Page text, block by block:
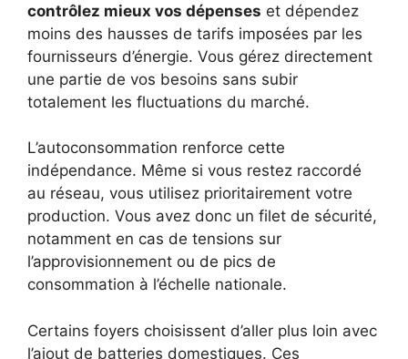
contrôlez mieux vos dépenses et dépendez
moins des hausses de tarifs imposées par les
fournisseurs d’énergie. Vous gérez directement
une partie de vos besoins sans subir
totalement les fluctuations du marché.
L’autoconsommation renforce cette
indépendance. Même si vous restez raccordé
au réseau, vous utilisez prioritairement votre
production. Vous avez donc un filet de sécurité,
notamment en cas de tensions sur
l’approvisionnement ou de pics de
consommation à l’échelle nationale.
Certains foyers choisissent d’aller plus loin avec
l’ajout de batteries domestiques. Ces